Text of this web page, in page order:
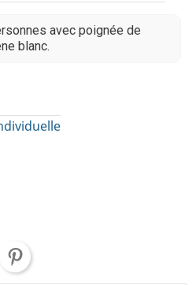
avec poignée de
blanc.